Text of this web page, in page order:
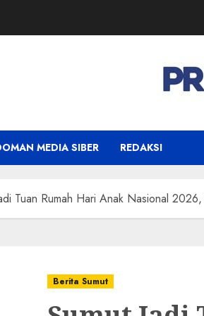
MEDIA SIBER REDAKSI
Tuan Rumah Hari Anak Nasional
Berita Sumut